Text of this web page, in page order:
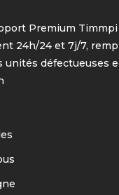
Premium Timmpi
24h/24 et 7j/7,
unités défectueuses